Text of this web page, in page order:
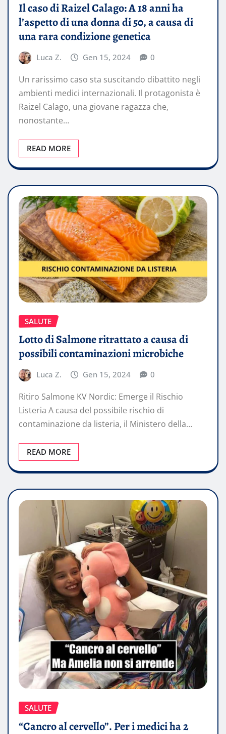
Il caso di Raizel Calago: A 18 anni ha
l’aspetto di una donna di 50, a causa di
una rara condizione genetica
Luca Z. Gen 15, 2024 0
Un rarissimo caso sta suscitando dibattito negli
ambienti medici internazionali. Il protagonista è
Raizel Calago, una giovane ragazza che,
nonostante…
READ MORE
SALUTE
Lotto di Salmone ritrattato a causa di
possibili contaminazioni microbiche
Luca Z. Gen 15, 2024 0
Ritiro Salmone KV Nordic: Emerge il Rischio
Listeria A causa del possibile rischio di
contaminazione da listeria, il Ministero della…
READ MORE
SALUTE
“Cancro al cervello”. Per i medici ha 2